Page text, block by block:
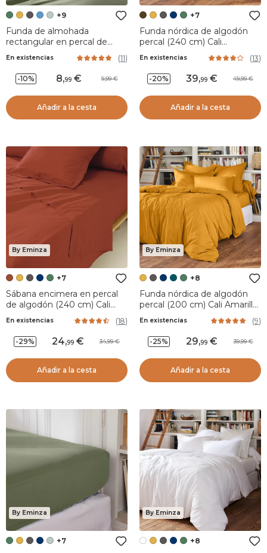
+9
Funda de almohada
rectangular en percal de
romero
En existencias (11)
-10% 8,99 9,99
Añadir a la cesta
+7
Funda nórdica de algodón
percal (240 cm) Cali
En existencias (13)
-20% 39,99 49,99
Añadir a la cesta
By Eminza
+7
Sábana encimera en percal
de algodón (240 cm) Cali
En existencias (18)
-29% 24,99 34,99
Añadir a la cesta
By Eminza
+8
Funda nórdica de algodón
percal (200 cm) Cali Amarillo
En existencias (9)
-25% 29,99 39,99
Añadir a la cesta
By Eminza
+7
By Eminza
+8